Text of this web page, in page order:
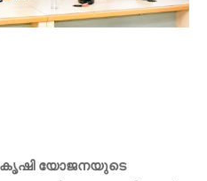
കൃഷി യോജനയുടെ